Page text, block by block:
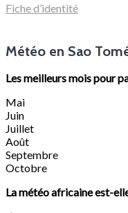
Fiche d’identité
Météo en Sao
Les meilleurs mois pour
Mai
Juin
Juillet
Août
Septembre
Octobre
La météo africaine est-